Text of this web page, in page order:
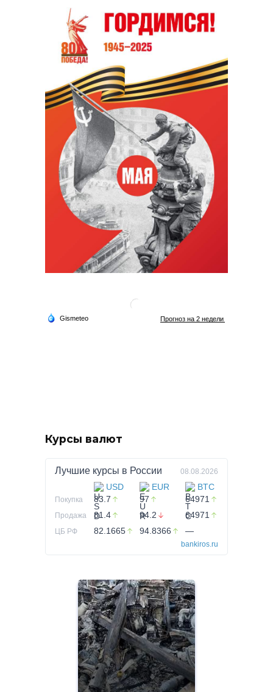
Курсы валют
Лучшие курсы в России 08.08.2026
USD EUR BTC
Покупка 83.7 97 64971
Продажа 81.4 94.2 64971
ЦБ РФ 82.1665 94.8366 —
bankiros.ru